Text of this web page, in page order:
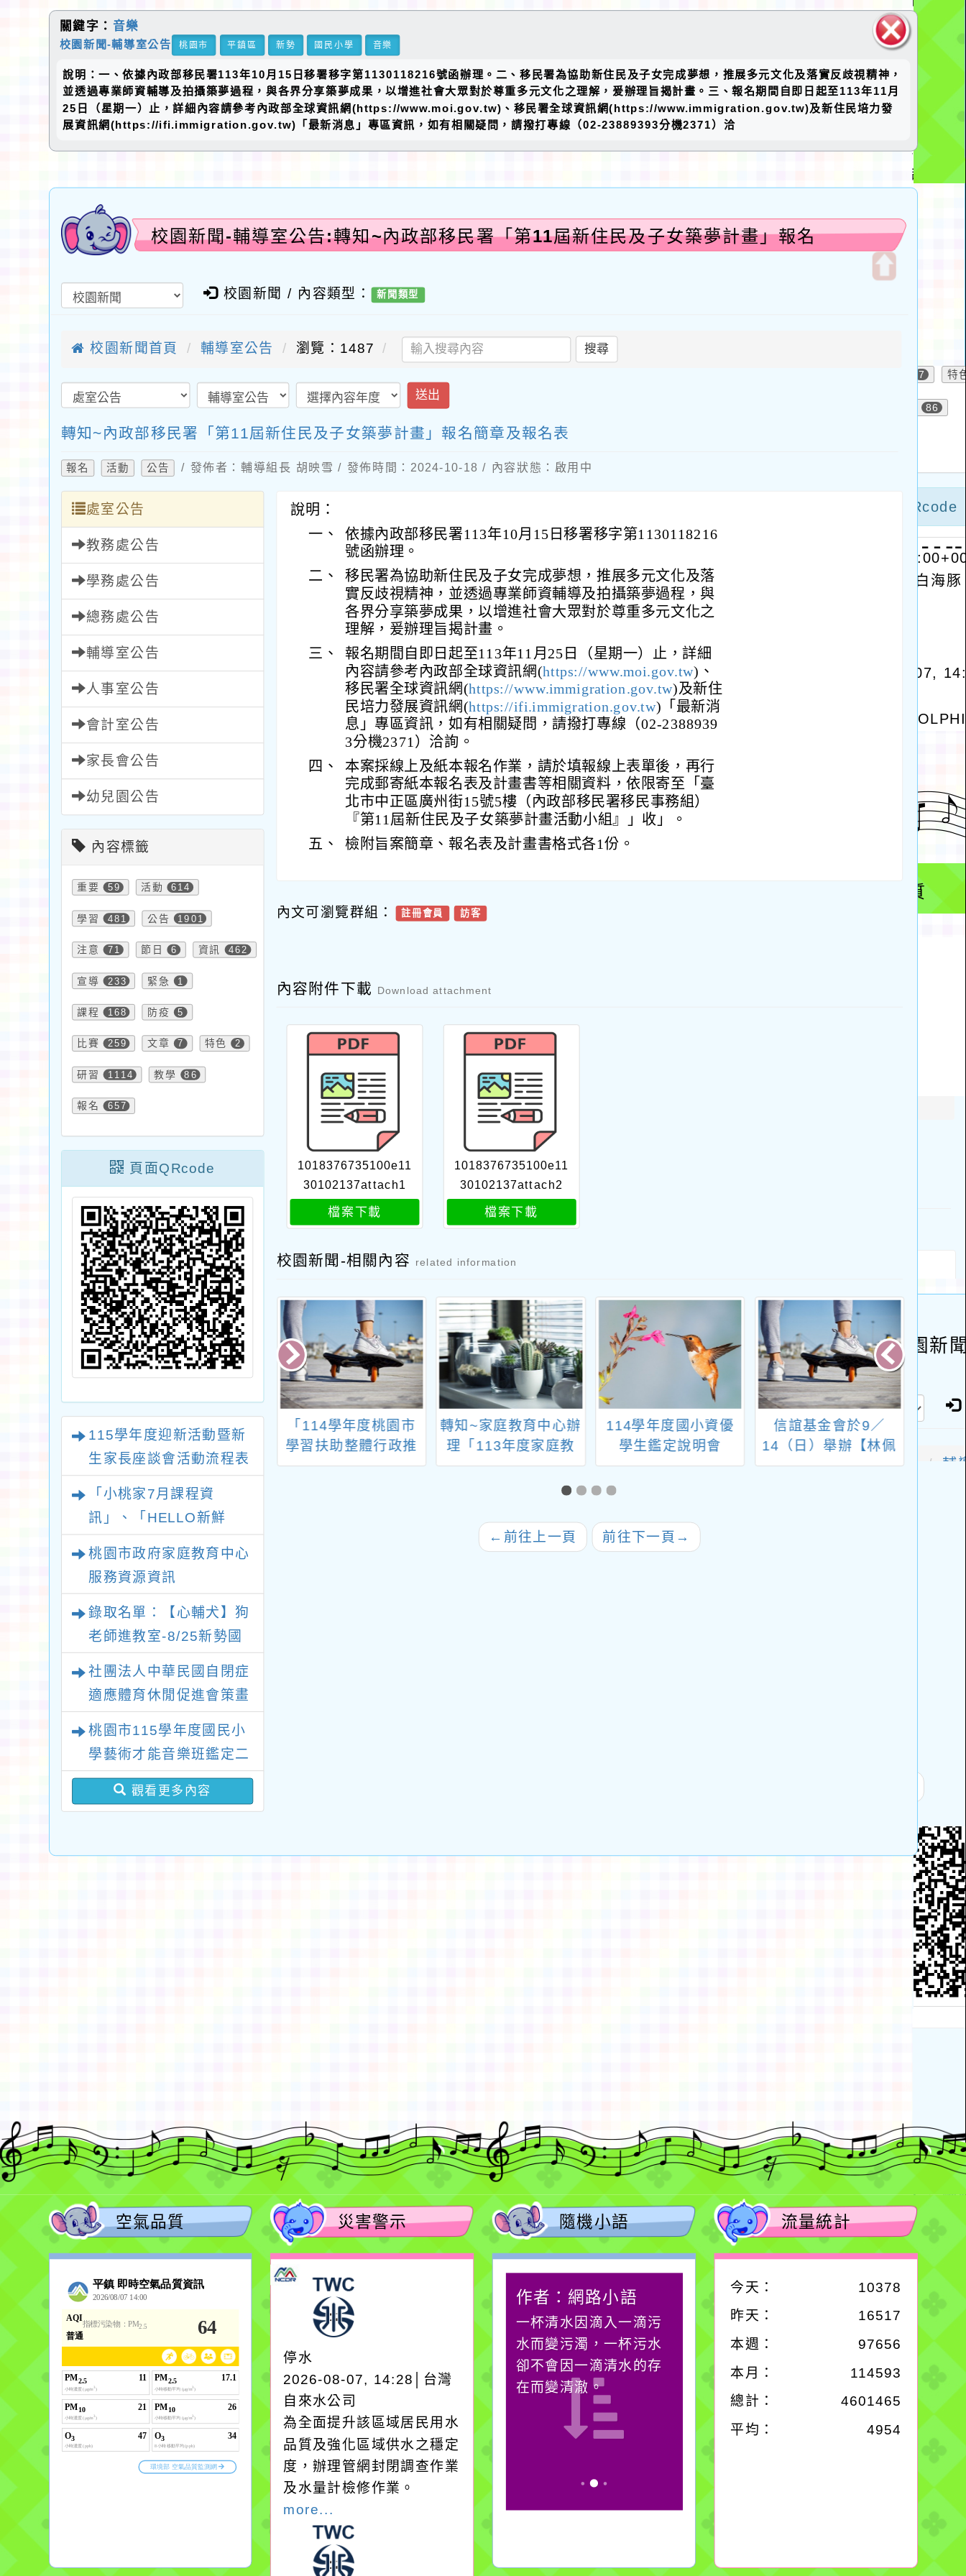
塊
關鍵字： 音樂
校園新聞-輔導室公告 桃園市 平鎮區 新勢 國民小學 音樂
說明：一、依據內政部移民署113年10月15日移署移字第1130118216號函辦理。二、移民署為協助新住民及子女完成夢想，推展多元文化及落實反歧視精神，
並透過專業師資輔導及拍攝築夢過程，與各界分享築夢成果，以增進社會大眾對於尊重多元文化之理解，爰辦理旨揭計畫。三、報名期間自即日起至113年11月
25日（星期一）止，詳細內容請參考內政部全球資訊網(https://www.moi.gov.tw)、移民署全球資訊網(https://www.immigration.gov.tw)及新住民培力發
展資訊網(https://ifi.immigration.gov.tw)「最新消息」專區資訊，如有相關疑問，請撥打專線（02-23889393分機2371）洽
校園新聞-輔導室公告:轉知~內政部移民署「第11屆新住民及子女築夢計畫」報名
校園新聞 / 內容類型： 新聞類型
校園新聞首頁 輔導室公告 瀏覽：1487 搜尋
送出
轉知~內政部移民署「第11屆新住民及子女築夢計畫」報名簡章及報名表
報名 活動 公告 / 發佈者：輔導組長 胡映雪 / 發佈時間：2024-10-18 / 內容狀態：啟用中
處室公告
教務處公告
學務處公告
總務處公告
輔導室公告
人事室公告
會計室公告
家長會公告
幼兒園公告
內容標籤
重要 59 活動 614
學習 481 公告 1901
注意 71 節日 6 資訊 462
宣導 233 緊急 1
課程 168 防疫 5
比賽 259 文章 7 特色 2
研習 1114 教學 86
報名 657
頁面QRcode
115學年度迎新活動暨新
生家長座談會活動流程表
「小桃家7月課程資
訊」、「HELLO新鮮
坊」、「祖孫樂淘桃創意
照片徵件活動」
桃園市政府家庭教育中心
服務資源資訊
錄取名單：【心輔犬】狗
老師進教室-8/25新勢國
社團法人中華民國自閉症
適應體育休閒促進會策畫
桃園市115學年度國民小
學藝術才能音樂班鑑定二
次招生 新勢國小鑑定結
果-錄取公告
觀看更多內容
說明：
一、
依據內政部移民署113年10月15日移署移字第1130118216
號函辦理。
二、
移民署為協助新住民及子女完成夢想，推展多元文化及落
實反歧視精神，並透過專業師資輔導及拍攝築夢過程，與
各界分享築夢成果，以增進社會大眾對於尊重多元文化之
理解，爰辦理旨揭計畫。
三、
報名期間自即日起至113年11月25日（星期一）止，詳細
內容請參考內政部全球資訊網(https://www.moi.gov.tw)、
移民署全球資訊網(https://www.immigration.gov.tw)及新住
民培力發展資訊網(https://ifi.immigration.gov.tw)「最新消
息」專區資訊，如有相關疑問，請撥打專線（02-2388939
3分機2371）洽詢。
四、
本案採線上及紙本報名作業，請於填報線上表單後，再行
完成郵寄紙本報名表及計畫書等相關資料，依限寄至「臺
北市中正區廣州街15號5樓（內政部移民署移民事務組）
『第11屆新住民及子女築夢計畫活動小組』」收」。
五、
檢附旨案簡章、報名表及計畫書格式各1份。
內文可瀏覽群組： 註冊會員 訪客
內容附件下載 Download attachment
1018376735100e11
30102137attach1
檔案下載
1018376735100e11
30102137attach2
檔案下載
校園新聞-相關內容 related information
學生畢業音樂
重要!!本校辦理「113
學年度桃園市國民中
小學學生學習扶助 整
體行政推動計畫子計
畫十五：國中小永齡
課程認證計畫」 1份
「114學年度桃園市
學習扶助整體行政推
動計畫子計畫十三：
轉知~家庭教育中心辦
理「113年度家庭教
育教師增能研習計畫-
親師溝通系列」課程
114學年度國小資優
學生鑑定說明會
信誼基金會於9／
14（日）舉辦【林佩
蓉副教授主講／
轉知
合活
← 前往上一頁 前往下一頁 →
空氣品質 災害警示
停水
2026-08-07, 14:28│台灣
自來水公司
為全面提升該區域居民用水
品質及強化區域供水之穩定
度，辦理管網封閉調查作業
及水量計檢修作業。
more...
隨機小語
作者：網路小語
在實現理想的路途中，
誘惑。
作者：網路小語
一杯清水因滴入一滴污
水而變污濁，一杯污水
卻不會因一滴清水的存
在而變清澈。
作者：網路小語
生活是一面鏡子。你對
它笑，它就對你笑；你
對它哭，它也對你哭。
流量統計
今天： 10378
昨天：
16517
本週：
97656
本月：
114593
總計：
4601465
平均： 4954